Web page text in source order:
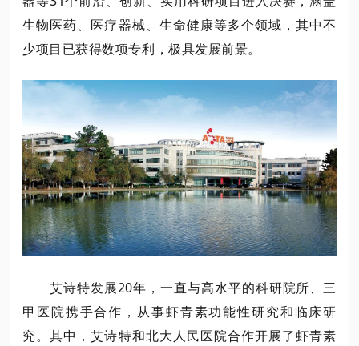
生物医药、医疗器械、生命健康等多个领域，其中不
少项目已获得数项专利，极具发展前景。
艾诗特发展20年，一直与高水平的科研院所、三
甲医院携手合作，从事虾青素功能性研究和临床研
究。其中，艾诗特和北大人民医院合作开展了虾青素